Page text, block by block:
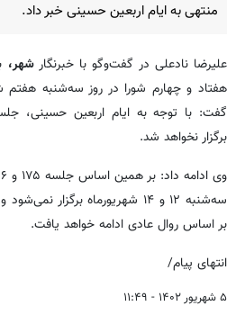
منتهی به ایام اربعین حسینی خبر داد.
علیرضا نادعلی در گفت‌وگو با خبرنگارشهر،
هفتاد و چهارم شورا در روز سه‌شنبه هفتم
گفت: با توجه به ایام اربعین حسینی،
برگزار نخواهد شد.
سه‌شنبه ۱۲ و ۱۴ شهریورماه
بر اساس روال عادی ادامه خواهد یافت.
انتهای پیام/
۵ شهریور ۱۴۰۲ - ۱۱:۴۹